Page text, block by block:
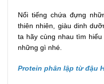
Nổi tiếng chứa đựng
thiên nhiên, giàu dinh
ta hãy cùng nhau tìm
những gì nhé.
Protein phân lập từ đậu